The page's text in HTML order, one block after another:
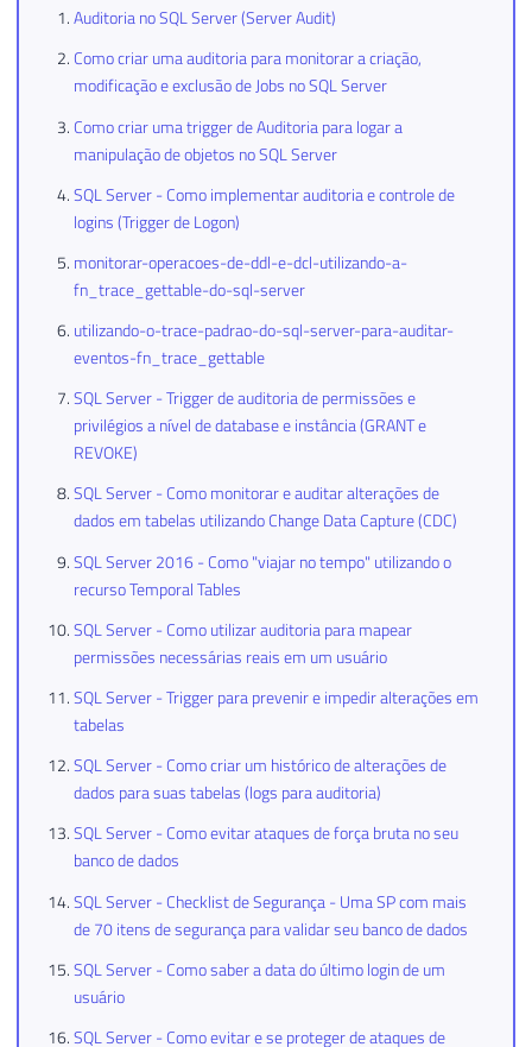
Auditoria no SQL Server (Server Audit)
Como criar uma auditoria para monitorar a criação,
modificação e exclusão de Jobs no SQL Server
Como criar uma trigger de Auditoria para logar a
manipulação de objetos no SQL Server
SQL Server - Como implementar auditoria e controle de
logins (Trigger de Logon)
monitorar-operacoes-de-ddl-e-dcl-utilizando-a-
fn_trace_gettable-do-sql-server
utilizando-o-trace-padrao-do-sql-server-para-auditar-
eventos-fn_trace_gettable
SQL Server - Trigger de auditoria de permissões e
privilégios a nível de database e instância (GRANT e
REVOKE)
SQL Server - Como monitorar e auditar alterações de
dados em tabelas utilizando Change Data Capture (CDC)
SQL Server 2016 - Como "viajar no tempo" utilizando o
recurso Temporal Tables
SQL Server - Como utilizar auditoria para mapear
permissões necessárias reais em um usuário
SQL Server - Trigger para prevenir e impedir alterações em
tabelas
SQL Server - Como criar um histórico de alterações de
dados para suas tabelas (logs para auditoria)
SQL Server - Como evitar ataques de força bruta no seu
banco de dados
SQL Server - Checklist de Segurança - Uma SP com mais
de 70 itens de segurança para validar seu banco de dados
SQL Server - Como saber a data do último login de um
usuário
SQL Server - Como evitar e se proteger de ataques de